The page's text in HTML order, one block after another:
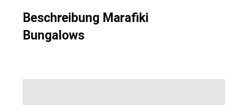
Beschreibung Marafiki
Bungalows